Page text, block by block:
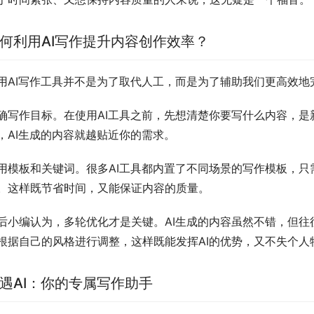
利用AI写作提升内容创作效率？
AI写作工具并不是为了取代人工，而是为了辅助我们更高效
写作目标。在使用AI工具之前，先想清楚你要写什么内容，
AI生成的内容就越贴近你的需求。
模板和关键词。很多AI工具都内置了不同场景的写作模板，
这样既节省时间，又能保证内容的质量。
小编认为，多轮优化才是关键。AI生成的内容虽然不错，但
据自己的风格进行调整，这样既能发挥AI的优势，又不失个人
AI：你的专属写作助手